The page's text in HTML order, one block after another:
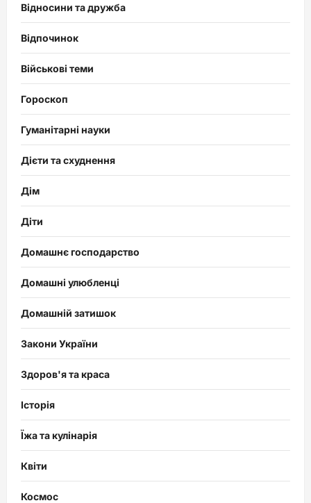
Відносини та дружба
Відпочинок
Військові теми
Гороскоп
Гуманітарні науки
Дієти та схуднення
Дім
Діти
Домашнє господарство
Домашні улюбленці
Домашній затишок
Закони України
Здоров'я та краса
Історія
Їжа та кулінарія
Квіти
Космос